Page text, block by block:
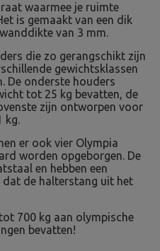
waarmee je ruimte
is gemaakt van een dik
van 3 mm.
die zo gerangschikt zijn
gewichtsklassen
De onderste houders
tot 25 kg bevatten, de
zijn ontworpen voor
kg.
er ook vier Olympia
worden opgeborgen. De
en hebben een
de halterstang uit het
700 kg aan olympische
bevatten!